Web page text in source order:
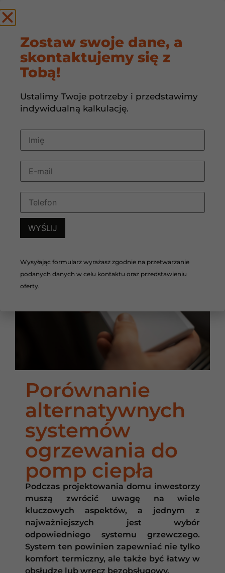
Porównanie
alternatywnych
systemów
ogrzewania do
pomp ciepła
21 sierpnia, 2024 11:08
Porównanie
alternatywnych
systemów
ogrzewania do
pomp ciepła
Podczas projektowania domu inwestorzy
muszą zwrócić uwagę na wiele
kluczowych aspektów, a jednym z
najważniejszych jest wybór
odpowiedniego systemu grzewczego.
System ten powinien zapewniać nie tylko
komfort termiczny, ale także być łatwy w
obsłudze lub wręcz bezobsługowy.
Zostaw swoje dane, a
skontaktujemy się z
Tobą!
Ustalimy Twoje potrzeby i przedstawimy
indywidualną kalkulację.
Wysyłając formularz wyrażasz zgodnie na przetwarzanie
podanych danych w celu kontaktu oraz przedstawieniu
oferty.